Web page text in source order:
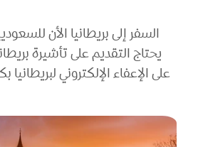
السفر إلى بريطانيا الأن
يحتاج التقديم على تأشيرة
على الإعفاء الإلكتروني